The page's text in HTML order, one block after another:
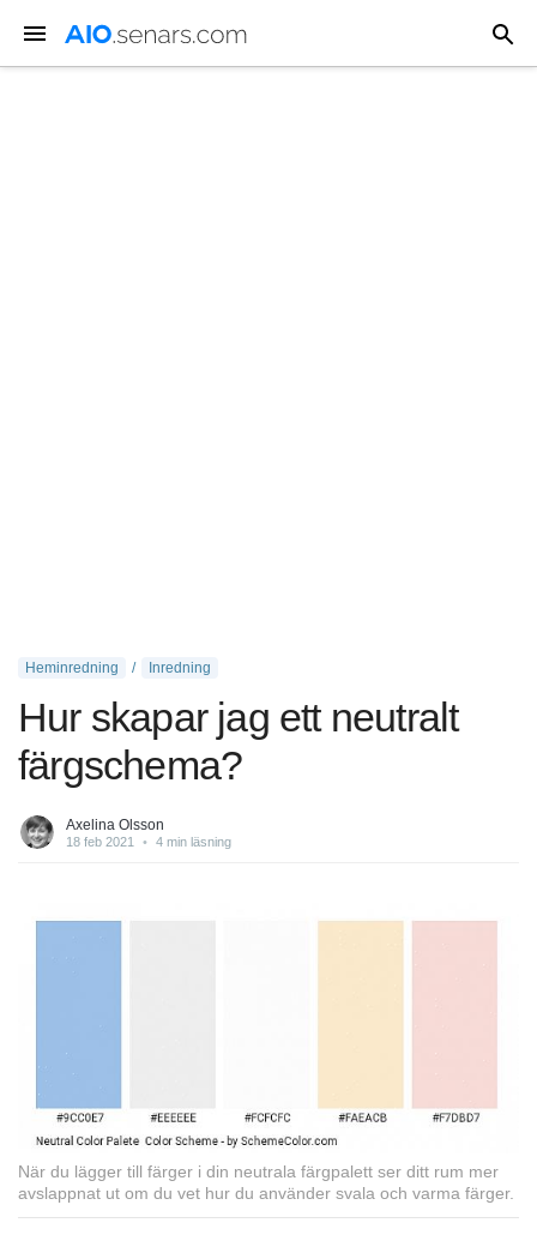
Heminredning Inredning
Hur skapar jag ett neutralt
färgschema?
Axelina Olsson
18 feb 2021 • 4 min läsning
När du lägger till färger i din neutrala färgpalett ser ditt rum mer
avslappnat ut om du vet hur du använder svala och varma färger.